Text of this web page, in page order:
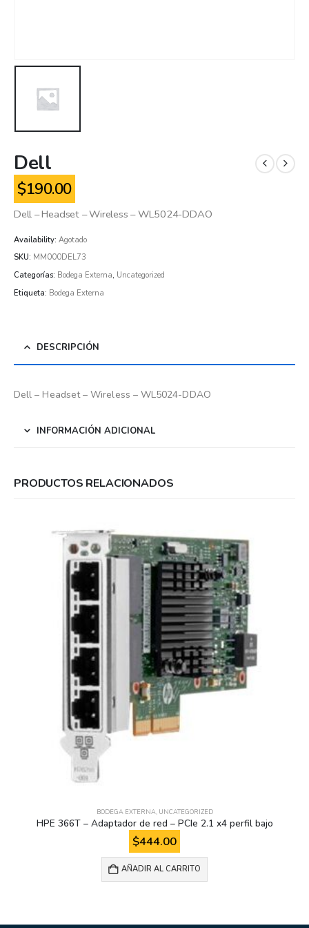
Dell
$190.00
Dell – Headset – Wireless – WL5024-DDAO
Availability: Agotado
SKU: MM000DEL73
Categorías: Bodega Externa, Uncategorized
Etiqueta: Bodega Externa
DESCRIPCIÓN
Dell – Headset – Wireless – WL5024-DDAO
INFORMACIÓN ADICIONAL
PRODUCTOS RELACIONADOS
BODEGA EXTERNA, UNCATEGORIZED
HPE 366T – Adaptador de red – PCIe 2.1 x4 perfil bajo
$444.00
AÑADIR AL CARRITO